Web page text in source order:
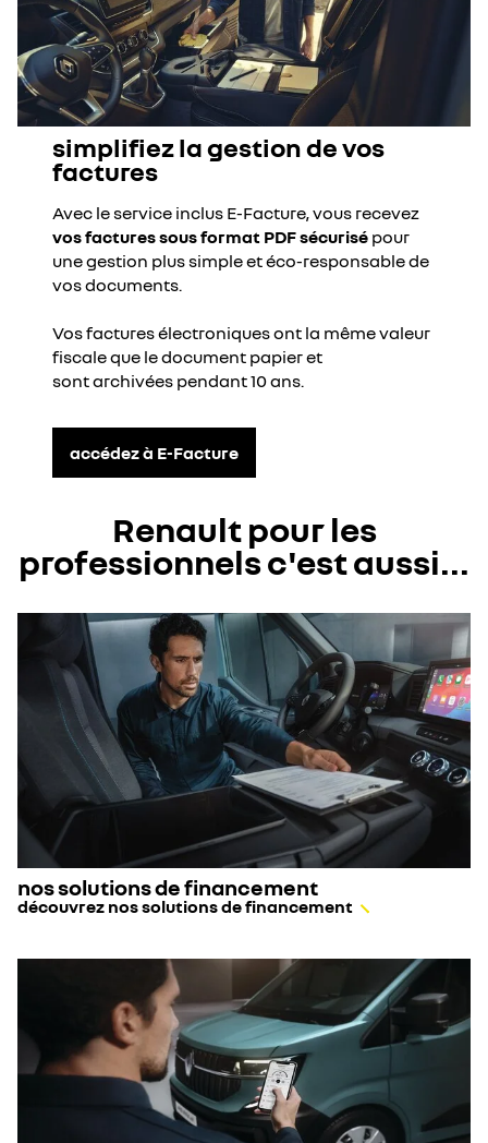
simplifiez la gestion de vos
factures
Avec le service inclus E-Facture, vous recevez
vos factures sous format PDF sécurisé pour
une gestion plus simple et éco-responsable de
vos documents.
Vos factures électroniques ont la même valeur
fiscale que le document papier et
sont archivées pendant 10 ans.
accédez à E-Facture
Renault pour les
professionnels c'est aussi...
nos solutions de financement
découvrez nos solutions de financement